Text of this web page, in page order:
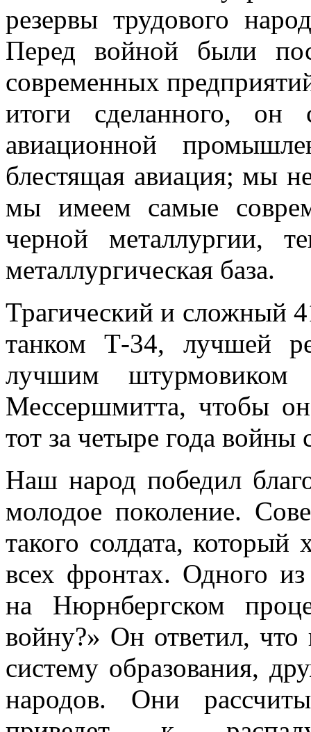
резервы трудового
Перед войной были
современных
итоги сделанного,
авиационной
блестящая авиация; мы
мы имеем самые
черной металлургии,
металлургическая база.
Трагический и сложный
танком Т-34, лучшей
лучшим
Мессершмитта, чтобы
тот за четыре года войны
Наш народ победил
молодое поколение.
такого солдата,
всех фронтах. Одного
на Нюрнбергском
войну?» Он ответил,
систему образования,
народов. Они